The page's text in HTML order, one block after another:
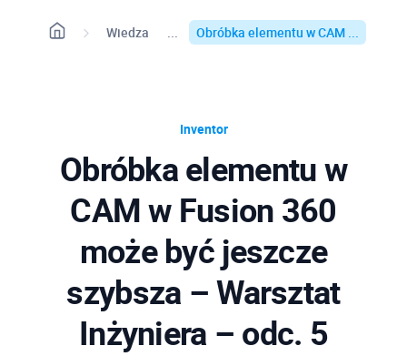
Wiedza Obróbka elementu w CAM ...
Inventor
Obróbka elementu w
CAM w Fusion 360
może być jeszcze
szybsza – Warsztat
Inżyniera – odc. 5